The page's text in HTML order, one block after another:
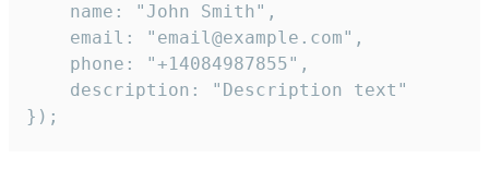
    name: "John Smith",
    email: "email@example.com",
    phone: "+14084987855",
    description: "Description text"
});